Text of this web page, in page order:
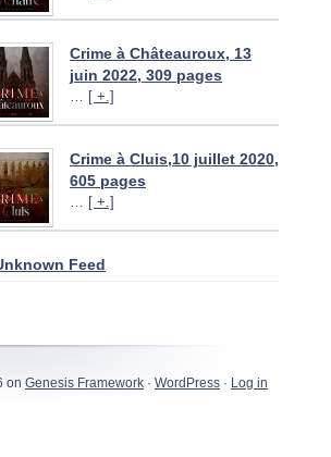
Crime à Châteauroux, 13
juin 2022, 309 pages
… [ +.]
Crime à Cluis,10 juillet 2020,
605 pages
… [ +.]
Feed
on Genesis Framework · WordPress · Log in